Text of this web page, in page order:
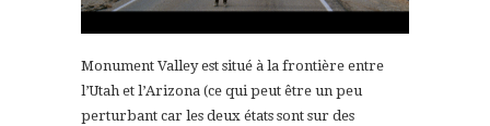
Monument Valley est situé à la frontière entre
l’Utah et l’Arizona (ce qui peut être un peu
perturbant car les deux états sont sur des